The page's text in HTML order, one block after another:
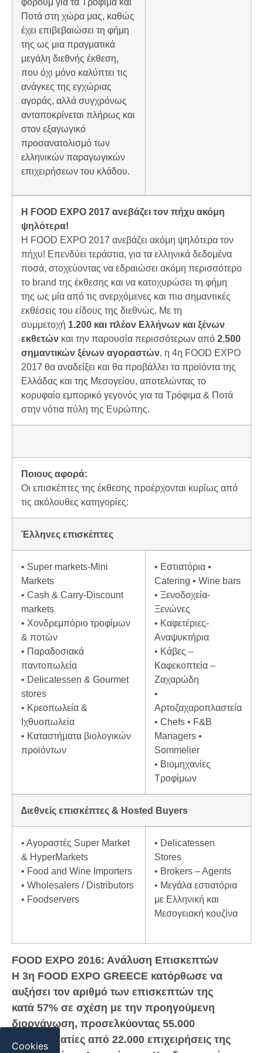
Cookies
Ποτά στη χώρα μας, καθώς
έχει επιβεβαιώσει τη φήμη
της ως μια πραγματικά
μεγάλη διεθνής έκθεση,
που όχι μόνο καλύπτει τις
ανάγκες της εγχώριας
αγοράς, αλλά συγχρόνως
ανταποκρίνεται πλήρως και
στον εξαγωγικό
προσανατολισμό των
ελληνικών παραγωγικών
επιχειρήσεων του κλάδου.
Η FOOD EXPO 2017 ανεβάζει τον πήχυ ακόμη
ψηλότερα!
Η FOOD EXPO 2017 ανεβάζει ακόμη ψηλότερα τον
πήχυ! Επενδύει τεράστια, για τα ελληνικά δεδομένα
ποσά, στοχεύοντας να εδραιώσει ακόμη περισσότερο
το brand της έκθεσης και να κατοχυρώσει τη φήμη
της ως μία από τις ανερχόμενες και πιο σημαντικές
εκθέσεις του είδους της διεθνώς. Με τη
συμμετοχή 1.200 και πλέον Ελλήνων και ξένων
εκθετών και την παρουσία περισσότερων από 2.500
σημαντικών ξένων αγοραστών, η 4η FOOD EXPO
2017 θα αναδείξει και θα προβάλλει τα προϊόντα της
Ελλάδας και της Μεσογείου, αποτελώντας το
κορυφαίο εμπορικό γεγονός για τα Τρόφιμα & Ποτά
στην νότια πύλη της Ευρώπης.
Ποιους αφορά:
Οι επισκέπτες της έκθεσης προέρχονται κυρίως από
τις ακόλουθες κατηγορίες:
Έλληνες επισκέπτες
• Super markets-Mini
Markets
• Cash & Carry-Discount
markets
• Xονδρεμπόριο τροφίμων
& ποτών
• Παραδοσιακά
παντοπωλεία
• Delicatessen & Gourmet
stores
• Κρεοπωλεία &
Ιχθυοπωλεία
• Καταστήματα βιολογικών
προϊόντων
• Εστιατόρια •
Catering • Wine bars
• Ξενοδοχεία-
Ξενώνες
• Καφετέριες-
Αναψυκτήρια
• Κάβες –
Καφεκοπτεία –
Ζαχαρώδη
•
Aρτοζαχαροπλαστεία
• Chefs • F&B
Managers •
Sommelier
• Βιομηχανίες
Τροφίμων
∆ιεθνείς επισκέπτες & Ηosted Buyers
• Αγοραστές Super Market
& HyperMarkets
• Food and Wine Importers
• Wholesalers / Distributors
• Foodservers
• Delicatessen
Stores
• Brokers – Agents
• Μεγάλα εστιατόρια
με Ελληνική και
Μεσογειακή κουζίνα
FOOD EXPO 2016: Aνάλυση Επισκεπτών
Η 3η FOOD EXPO GREECE κατόρθωσε να
αυξήσει τον αριθμό των επισκεπτών της
κατά 57% σε σχέση με την προηγούμενη
διοργάνωση, προσελκύοντας 55.000
επαγγελματίες από 22.000 επιχειρήσεις της